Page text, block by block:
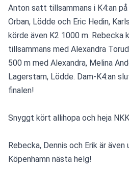
Anton satt tillsammans i K4:an
Orban, Lödde och Eric Hedin,
körde även K2 1000 m. Rebecka
tillsammans med Alexandra
500 m med Alexandra, Melina
Lagerstam, Lödde. Dam-K4:an
finalen!
Snyggt kört allihopa och heja
Rebecka, Dennis och Erik är
Köpenhamn nästa helg!